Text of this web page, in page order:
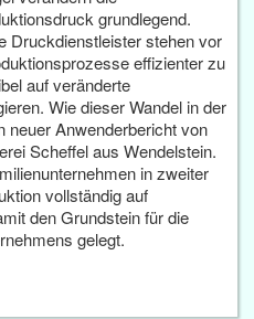
grundlegend.
Druckdienstleister stehen vor
effizienter zu
auf veränderte
Wie dieser Wandel in der
neuer Anwenderbericht von
Scheffel aus Wendelstein.
in zweiter
vollständig auf
den Grundstein für die
gelegt.